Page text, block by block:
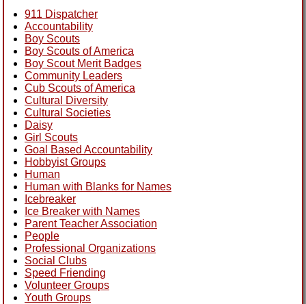
911 Dispatcher
Accountability
Boy Scouts
Boy Scouts of America
Boy Scout Merit Badges
Community Leaders
Cub Scouts of America
Cultural Diversity
Cultural Societies
Daisy
Girl Scouts
Goal Based Accountability
Hobbyist Groups
Human
Human with Blanks for Names
Icebreaker
Ice Breaker with Names
Parent Teacher Association
People
Professional Organizations
Social Clubs
Speed Friending
Volunteer Groups
Youth Groups